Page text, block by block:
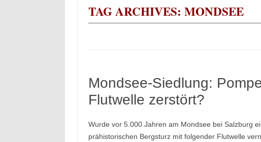
TAG ARCHIVES: MONDSEE
Mondsee-Siedlung:
Flutwelle zerstört?
Wurde vor 5.000 Jahren am Mondsee bei Salzburg
prähistorischen Bergsturz mit folgender Flutwelle